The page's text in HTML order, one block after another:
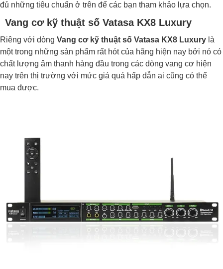
đủ những tiêu chuẩn ở trên để các bạn tham khảo lựa chọn.
Vang cơ kỹ thuật số Vatasa KX8 Luxury
Riêng với dòng Vang cơ kỹ thuật số Vatasa KX8 Luxury là
một trong những sản phẩm rất hót của hãng hiện nay bởi nó có
chất lượng âm thanh hàng đầu trong các dòng vang cơ hiện
nay trên thị trường với mức giá quá hấp dẫn ai cũng có thể
mua được.